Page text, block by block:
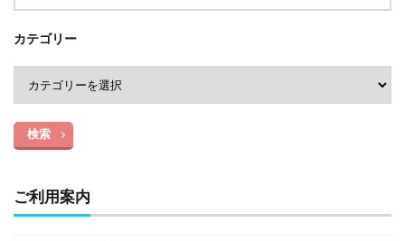
カテゴリー
検索
ご利用案内